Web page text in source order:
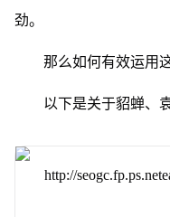
劲。
那么如何有效运用
以下是关于貂蝉、